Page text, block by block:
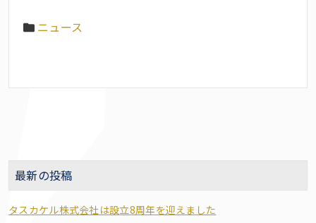
ニュース
最新の投稿
タスカケル株式会社は設立8周年を迎えました